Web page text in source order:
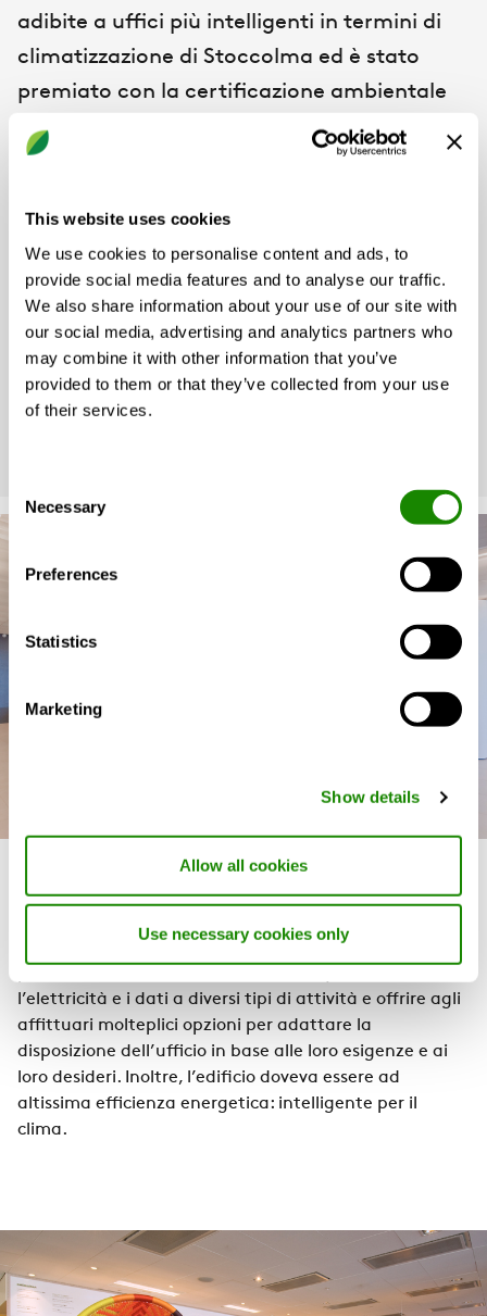
This website uses cookies
We use cookies to personalise content and ads, to
provide social media features and to analyse our traffic.
We also share information about your use of our site with
our social media, advertising and analytics partners who
may combine it with other information that you’ve
provided to them or that they’ve collected from your use
of their services.
Selection
Necessary
Preferences
Statistics
Marketing
Show details
Allow all cookies
Use necessary cookies only
adibite a uffici più intelligenti in termini di
climatizzazione di Stoccolma ed è stato
premiato con la certificazione ambientale
LEED Gold. Oltre 24.000 m2 di zone ufficio
della massima qualità sotto ogni punto di
Le finiture interne sono state selezionate
con cura, con una predominanza di
materiali naturali, classici e intramontabili,
come pietra e legno chiaro, per la massima
sostenibilità e una sensazione di solidità e
robustezza.
Una sfida green impegnativa
Il requisito era di rendere l’edificio il più versatile
l’elettricità e i dati a diversi tipi di attività e offrire agli
affittuari molteplici opzioni per adattare la
disposizione dell’ufficio in base alle loro esigenze e ai
loro desideri. Inoltre, l’edificio doveva essere ad
altissima efficienza energetica: intelligente per il
clima.